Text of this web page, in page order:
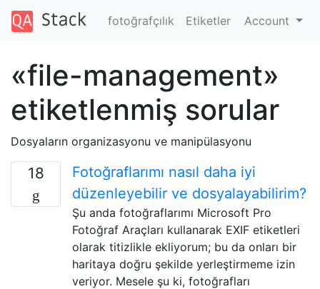
fotoğrafçılık Etiketler Account
«file-management»
etiketlenmiş sorular
Dosyaların organizasyonu ve manipülasyonu
18
Fotoğraflarımı nasıl daha iyi
düzenleyebilir ve dosyalayabilirim?
Şu anda fotoğraflarımı Microsoft Pro
Fotoğraf Araçları kullanarak EXIF ​​etiketleri
olarak titizlikle ekliyorum; bu da onları bir
haritaya doğru şekilde yerleştirmeme izin
veriyor. Mesele şu ki, fotoğrafları